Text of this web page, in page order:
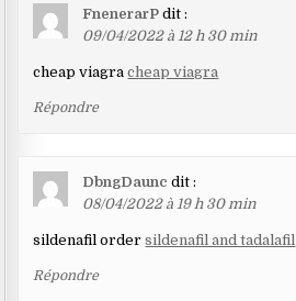
FnenerarP dit :
09/04/2022 à 12 h 30 min
cheap viagracheap viagra
Répondre
DbngDaunc dit :
08/04/2022 à 19 h 30 min
sildenafil ordersildenafil and tadalafil
Répondre